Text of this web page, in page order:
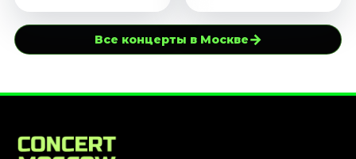
Все концерты в Москве→